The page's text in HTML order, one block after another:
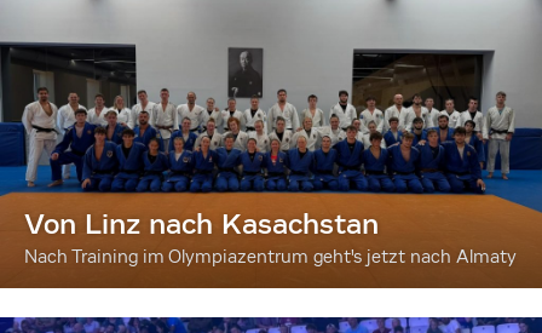
Von Linz nach Kasachstan
Nach Training im Olympiazentrum geht's jetzt nach Almaty